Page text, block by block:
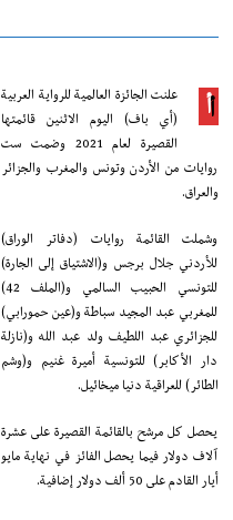
أ
علنت الجائزة العالمية للرواية العربية
(أي باف) اليوم الاثنين قائمتها
القصيرة لعام 2021 وضمت ست
روايات من الأردن وتونس والمغرب والجزائر
والعراق.
وشملت القائمة روايات (دفاتر الوراق)
للأردني جلال برجس و(الاشتياق إلى الجارة)
للتونسي الحبيب السالمي و(الملف 42)
للمغربي عبد المجيد سباطة و(عين حمورابي)
للجزائري عبد اللطيف ولد عبد الله و(نازلة
دار الأكابر) للتونسية أميرة غنيم و(وشم
الطائر) للعراقية دنيا ميخائيل.
يحصل كل مرشح بالقائمة القصيرة على عشرة
آلاف دولار فيما يحصل الفائز في نهاية مايو
أيار القادم على 50 ألف دولار إضافية.